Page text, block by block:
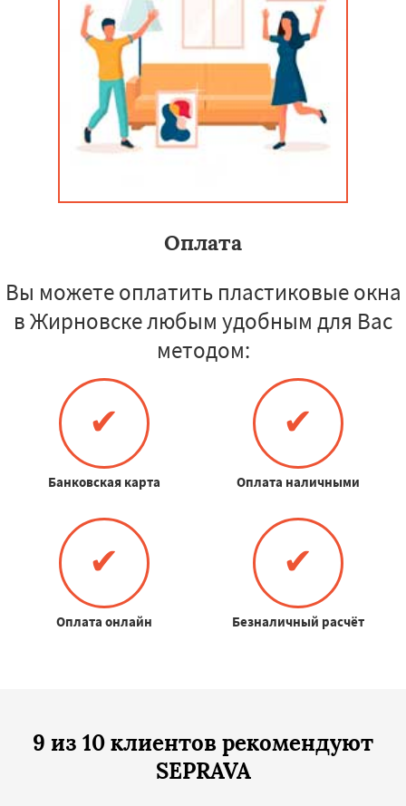
Оплата
Вы можете оплатить пластиковые окна
в Жирновске любым удобным для Вас
методом:
✔
Банковская карта
✔
Оплата наличными
✔
Оплата онлайн
✔
Безналичный расчёт
9 из 10 клиентов рекомендуют
SEPRAVA